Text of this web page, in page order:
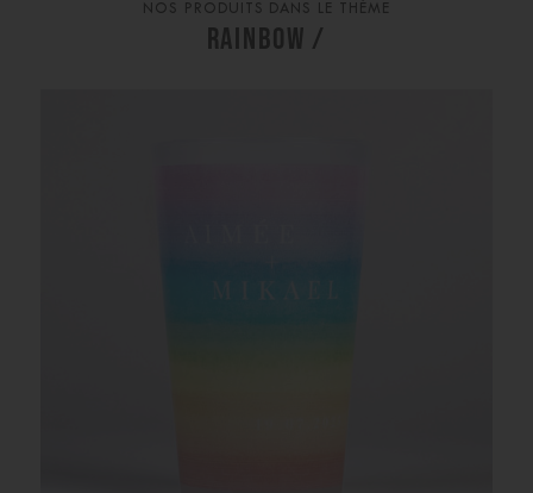
NOS PRODUITS DANS LE THÈME
RAINBOW /